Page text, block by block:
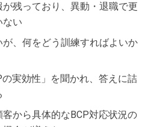
残っており、異動・退職で更
ない
、何をどう訓練すればよいか
実効性」を聞かれ、答えに詰
から具体的なBCP対応状況の